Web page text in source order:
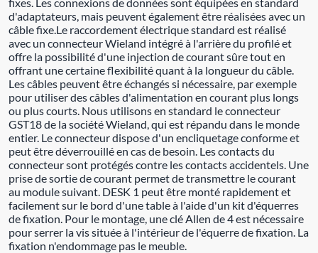
d'adaptateurs, mais peuvent également être réalisées avec un
câble fixe.Le raccordement électrique standard est réalisé
avec un connecteur Wieland intégré à l'arrière du profilé et
offre la possibilité d'une injection de courant sûre tout en
offrant une certaine flexibilité quant à la longueur du câble.
Les câbles peuvent être échangés si nécessaire, par exemple
pour utiliser des câbles d'alimentation en courant plus longs
ou plus courts. Nous utilisons en standard le connecteur
GST18 de la société Wieland, qui est répandu dans le monde
entier. Le connecteur dispose d'un encliquetage conforme et
peut être déverrouillé en cas de besoin. Les contacts du
connecteur sont protégés contre les contacts accidentels. Une
prise de sortie de courant permet de transmettre le courant
au module suivant. DESK 1 peut être monté rapidement et
facilement sur le bord d'une table à l'aide d'un kit d'équerres
de fixation. Pour le montage, une clé Allen de 4 est nécessaire
pour serrer la vis située à l'intérieur de l'équerre de fixation. La
fixation n'endommage pas le meuble.